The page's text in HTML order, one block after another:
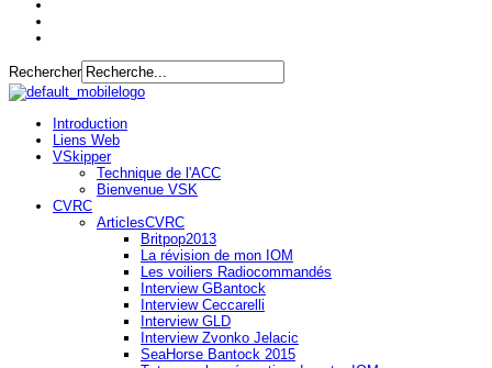
Rechercher
Introduction
Liens Web
VSkipper
Technique de l'ACC
Bienvenue VSK
CVRC
ArticlesCVRC
Britpop2013
La révision de mon IOM
Les voiliers Radiocommandés
Interview GBantock
Interview Ceccarelli
Interview GLD
Interview Zvonko Jelacic
SeaHorse Bantock 2015